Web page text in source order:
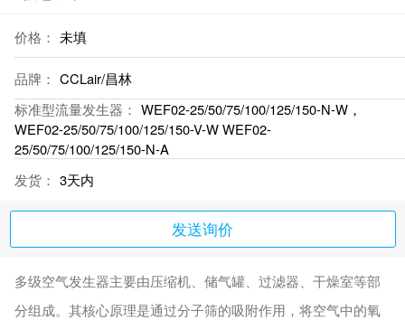
价格： 未填
品牌： CCLair/昌林
标准型流量发生器： WEF02-25/50/75/100/125/150-N-W，
WEF02-25/50/75/100/125/150-V-W WEF02-
25/50/75/100/125/150-N-A
发货： 3天内
发送询价
多级空气发生器主要由压缩机、‌储气罐、‌过滤器、‌干燥室等部
分组成。‌其核心原理是通过分子筛的吸附作用，‌将空气中的氧